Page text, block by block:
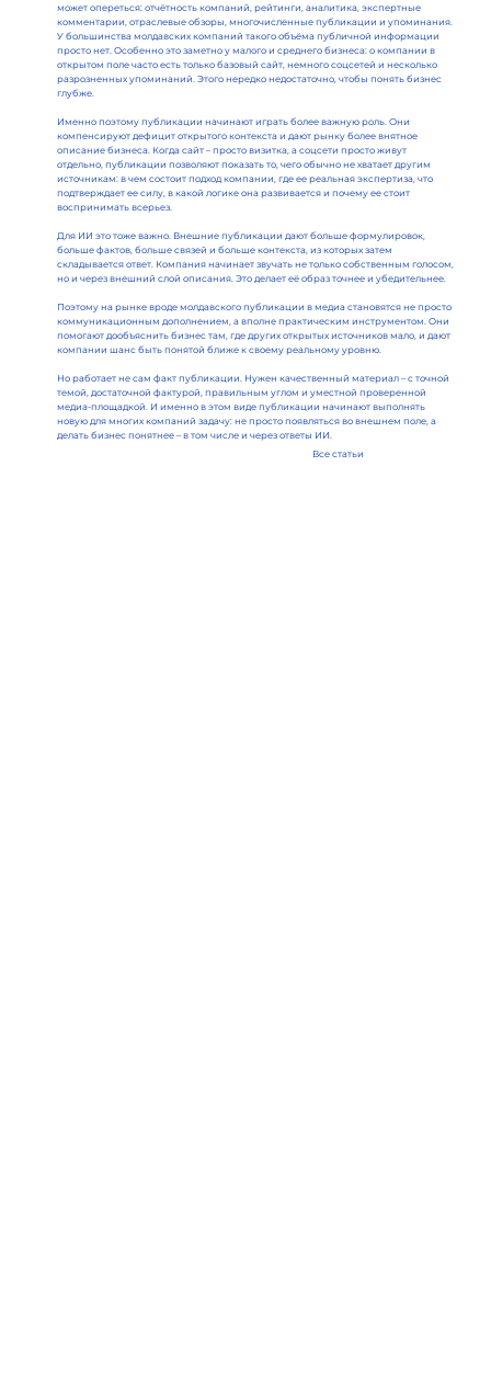
может опереться: отчётность компаний, рейтинги, аналитика, экспертные
комментарии, отраслевые обзоры, многочисленные публикации и упоминания.
У большинства молдавских компаний такого объёма публичной информации
просто нет. Особенно это заметно у малого и среднего бизнеса: о компании в
открытом поле часто есть только базовый сайт, немного соцсетей и несколько
разрозненных упоминаний. Этого нередко недостаточно, чтобы понять бизнес
глубже.
Именно поэтому публикации начинают играть более важную роль. Они
компенсируют дефицит открытого контекста и дают рынку более внятное
описание бизнеса. Когда сайт – просто визитка, а соцсети просто живут
отдельно, публикации позволяют показать то, чего обычно не хватает другим
источникам: в чем состоит подход компании, где ее реальная экспертиза, что
подтверждает ее силу, в какой логике она развивается и почему ее стоит
воспринимать всерьез.
Для ИИ это тоже важно. Внешние публикации дают больше формулировок,
больше фактов, больше связей и больше контекста, из которых затем
складывается ответ. Компания начинает звучать не только собственным голосом,
но и через внешний слой описания. Это делает её образ точнее и убедительнее.
Поэтому на рынке вроде молдавского публикации в медиа становятся не просто
коммуникационным дополнением, а вполне практическим инструментом. Они
помогают дообъяснить бизнес там, где других открытых источников мало, и дают
компании шанс быть понятой ближе к своему реальному уровню.
Но работает не сам факт публикации. Нужен качественный материал – с точной
темой, достаточной фактурой, правильным углом и уместной проверенной
медиа-площадкой. И именно в этом виде публикации начинают выполнять
новую для многих компаний задачу: не просто появляться во внешнем поле, а
делать бизнес понятнее – в том числе и через ответы ИИ.
Все статьи